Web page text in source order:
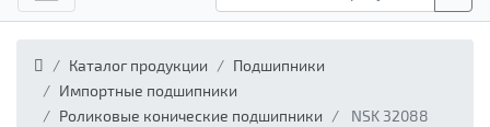
Каталог продукции
Подшипники
Импортные подшипники
Роликовые конические подшипники
NSK 32088